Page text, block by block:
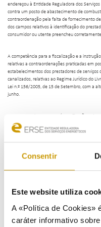
Consentir
Este website utiliza
A «Política de Cookies»
caráter informativo
endereçou à Entidade Reguladora dos
contra um posto de abastecimento de
contraordenação pela falta de fornecimento
dos campos relativos à identificação do
consumidor ou utente preencheu
A competência para a fiscalização e a
relativas a contraordenações praticadas em
estabelecimentos dos prestadores de
canalizados, relativas ao Regime Jurídico do
Lei n.º 156/2005, de 15 de Setembro, com a
junho.
Neste enquadramento, após notificação pela
procedeu, ao abrigo do artigo 50.º-A do
legal.
Em face do exposto, o processo de
processo por pagamento voluntário da coima.
Data da Conclusão do Processo: 03/08/2020